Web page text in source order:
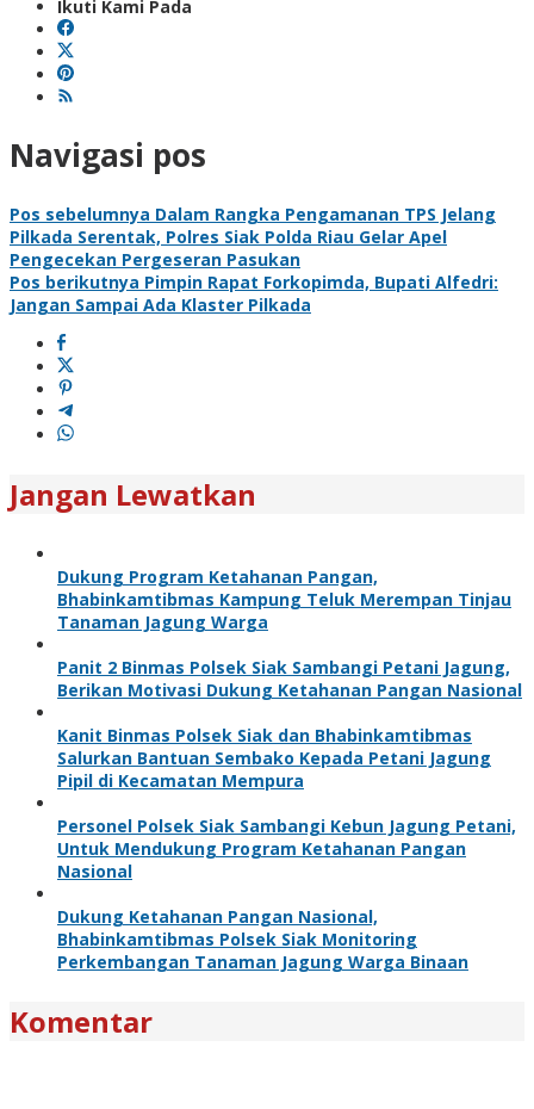
Ikuti Kami Pada
Navigasi pos
Pos sebelumnya Dalam Rangka Pengamanan TPS Jelang
Pilkada Serentak, Polres Siak Polda Riau Gelar Apel
Pengecekan Pergeseran Pasukan
Pos berikutnya Pimpin Rapat Forkopimda, Bupati Alfedri:
Jangan Sampai Ada Klaster Pilkada
Jangan Lewatkan
Dukung Program Ketahanan Pangan,
Bhabinkamtibmas Kampung Teluk Merempan Tinjau
Tanaman Jagung Warga
Panit 2 Binmas Polsek Siak Sambangi Petani Jagung,
Berikan Motivasi Dukung Ketahanan Pangan Nasional
Kanit Binmas Polsek Siak dan Bhabinkamtibmas
Salurkan Bantuan Sembako Kepada Petani Jagung
Pipil di Kecamatan Mempura
Personel Polsek Siak Sambangi Kebun Jagung Petani,
Untuk Mendukung Program Ketahanan Pangan
Nasional
Dukung Ketahanan Pangan Nasional,
Bhabinkamtibmas Polsek Siak Monitoring
Perkembangan Tanaman Jagung Warga Binaan
Komentar